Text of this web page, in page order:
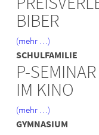
BIBER
(mehr …)
SCHULFAMILIE
P-
IM KINO
(mehr …)
GYMNASIUM